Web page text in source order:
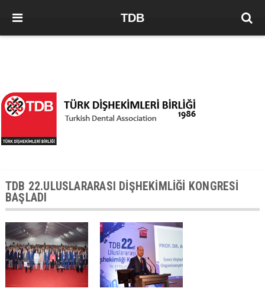
TDB
TDB 22.ULUSLARARASI DİŞHEKİMLİĞİ KONGRESİ
BAŞLADI